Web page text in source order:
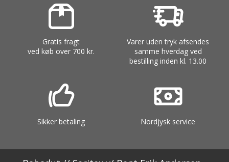
Gratis fragt
ved køb over 700 kr.
Varer uden tryk afsendes
samme hverdag ved
bestilling inden kl. 13.00
Sikker betaling Nordjysk service